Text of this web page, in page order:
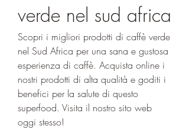
verde nel sud africa
Scopri i migliori prodotti di caffè verde
nel Sud Africa per una sana e gustosa
esperienza di caffè. Acquista online i
nostri prodotti di alta qualità e goditi i
benefici per la salute di questo
superfood. Visita il nostro sito web
oggi stesso!